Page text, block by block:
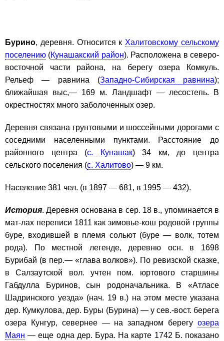
Бурино, деревня. Относится к Халитовскому сельскому
поселению (Кунашакский район). Расположена в северо-
восточной части района, на берегу озера Комкуль.
Рельеф — равнина (Западно-Сибирская равнина);
ближайшая выс,— 169 м. Ландшафт — лесостепь. В
окрестностях много заболоченных озер.
Деревня связана грунтовыми и шоссейными дорогами с
соседними населенными пунктами. Расстояние до
районного центра (с. Кунашак) 34 км, до центра
сельского поселения (с. Халитово) — 9 км.
Население 381 чел. (в 1897 — 681, в 1995 — 432).
История. Деревня основана в сер. 18 в., упоминается в
мат-лах переписи 1811 как зимовье-кош родовой группы
буре, входившей в племя сольют (буре — волк, тотем
рода). По местной легенде, деревню осн. в 1698
Бурибай (в пер.— «глава волков»). По ревизской сказке,
в Салзаутской вол. учтен пом. юртового старшины
Габдулла Буринов, сын родоначальника. В «Атласе
Шадринского уезда» (нач. 19 в.) на этом месте указана
дер. Кумкулова, дер. Буры (Бурина) — у сев.-вост. берега
озера Кунгур, севернее — на западном берегу озера
Маян — еще одна дер. Бура. На карте 1742 Б. показано